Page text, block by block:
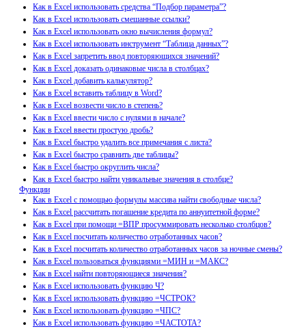
Как в Excel использовать средства “Подбор параметра”?
Как в Excel использовать смешанные ссылки?
Как в Excel использовать окно вычисления формул?
Как в Excel использовать инструмент “Таблица данных”?
Как в Excel запретить ввод повторяющихся значений?
Как в Excel доказать одинаковые числа в столбцах?
Как в Excel добавить калькулятор?
Как в Excel вставить таблицу в Word?
Как в Excel возвести число в степень?
Как в Excel ввести число с нулями в начале?
Как в Excel ввести простую дробь?
Как в Excel быстро удалить все примечания с листа?
Как в Excel быстро сравнить две таблицы?
Как в Excel быстро округлить числа?
Как в Excel быстро найти уникальные значения в столбце?
Функции
Как в Excel с помощью формулы массива найти свободные числа?
Как в Excel рассчитать погашение кредита по аннуитетной форме?
Как в Excel при помощи =ВПР просуммировать несколько столбцов?
Как в Excel посчитать количество отработанных часов?
Как в Excel посчитать количество отработанных часов за ночные смены?
Как в Excel пользоваться функциями =МИН и =МАКС?
Как в Excel найти повторяющиеся значения?
Как в Excel использовать функцию Ч?
Как в Excel использовать функцию =ЧСТРОК?
Как в Excel использовать функцию =ЧПС?
Как в Excel использовать функцию =ЧАСТОТА?